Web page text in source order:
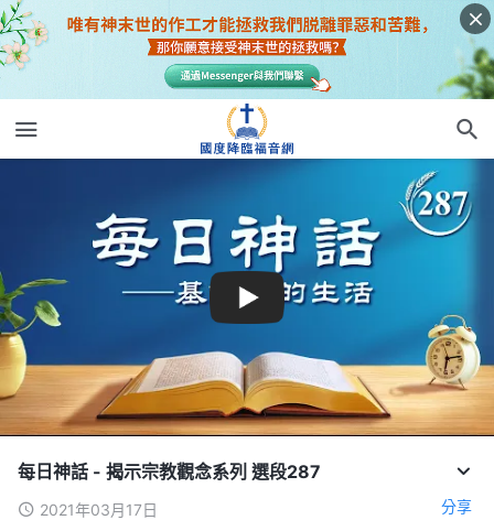
每日神話 - 揭示宗教觀念系列 選段287
2021年03月17日 分享